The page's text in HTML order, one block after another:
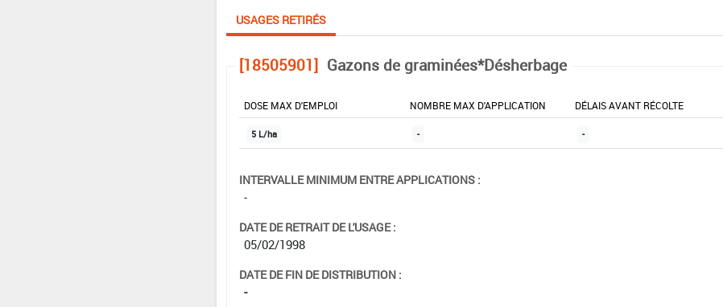
USAGES RETIRÉS
[18505901] Gazons de graminées*Désherbage
DOSE MAX D'EMPLOI NOMBRE MAX D'APPLICATION DÉLAIS AVANT RÉCOLTE
5 L/ha - -
INTERVALLE MINIMUM ENTRE APPLICATIONS :
-
DATE DE RETRAIT DE L'USAGE :
05/02/1998
DATE DE FIN DE DISTRIBUTION :
-